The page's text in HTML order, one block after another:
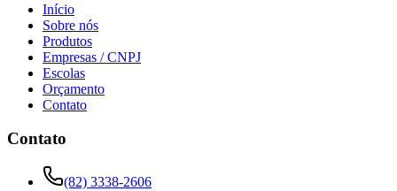
Início
Sobre nós
Produtos
Empresas / CNPJ
Escolas
Orçamento
Contato
Contato
(82) 3338-2606